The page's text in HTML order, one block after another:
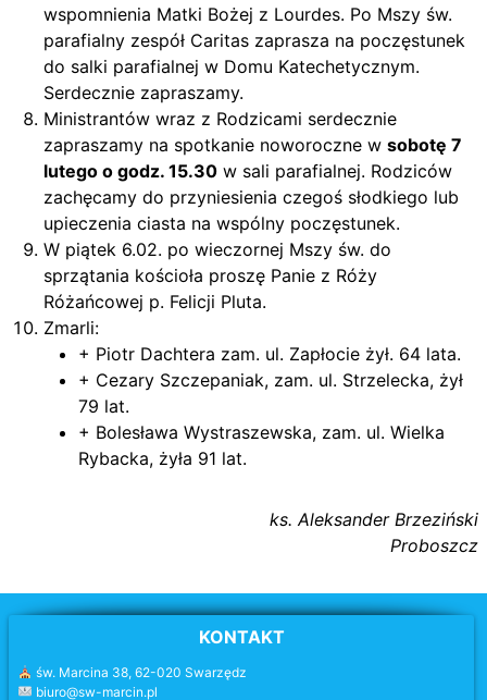
wspomnienia Matki Bożej z Lourdes. Po Mszy św.
parafialny zespół Caritas zaprasza na poczęstunek
do salki parafialnej w Domu Katechetycznym.
Serdecznie zapraszamy.
Ministrantów wraz z Rodzicami serdecznie
zapraszamy na spotkanie noworoczne w sobotę 7
lutego o godz. 15.30 w sali parafialnej. Rodziców
zachęcamy do przyniesienia czegoś słodkiego lub
upieczenia ciasta na wspólny poczęstunek.
W piątek 6.02. po wieczornej Mszy św. do
sprzątania kościoła proszę Panie z Róży
Różańcowej p. Felicji Pluta.
Zmarli:
+ Piotr Dachtera zam. ul. Zapłocie żył. 64 lata.
+ Cezary Szczepaniak, zam. ul. Strzelecka, żył
79 lat.
+ Bolesława Wystraszewska, zam. ul. Wielka
Rybacka, żyła 91 lat.
ks. Aleksander Brzeziński
Proboszcz
KONTAKT
św. Marcina 38, 62-020 Swarzędz
biuro@sw-marcin.pl